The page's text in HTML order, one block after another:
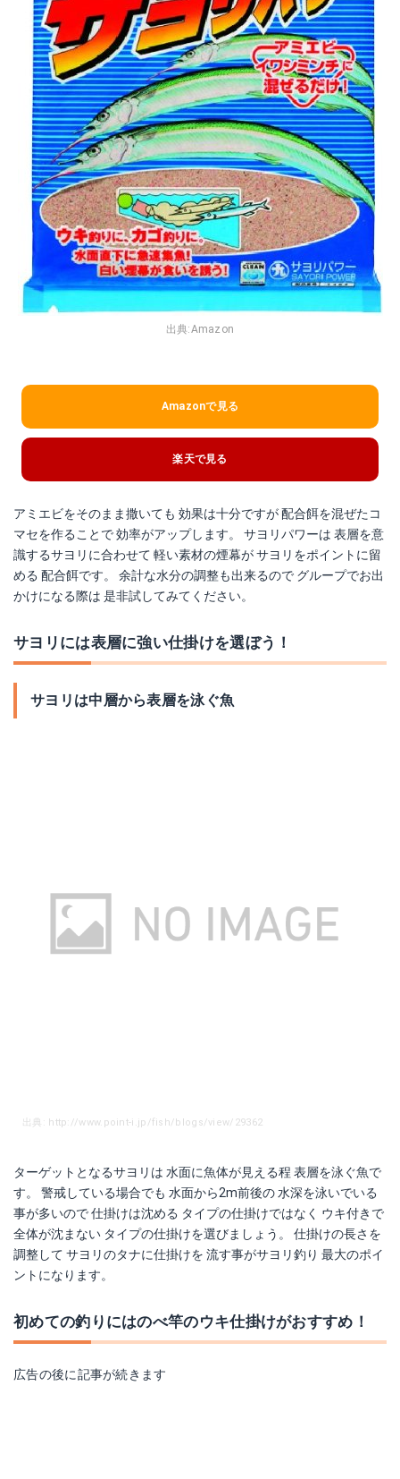
出典:Amazon
Amazonで見る
楽天で見る
アミエビをそのまま撒いても 効果は十分ですが 配合餌を混ぜたコ
マセを作ることで 効率がアップします。 サヨリパワーは 表層を意
識するサヨリに合わせて 軽い素材の煙幕が サヨリをポイントに留
める 配合餌です。 余計な水分の調整も出来るので グループでお出
かけになる際は 是非試してみてください。
サヨリには表層に強い仕掛けを選ぼう！
サヨリは中層から表層を泳ぐ魚
出典: http://www.point-i.jp/fish/blogs/view/29362
ターゲットとなるサヨリは 水面に魚体が見える程 表層を泳ぐ魚で
す。 警戒している場合でも 水面から2m前後の 水深を泳いでいる
事が多いので 仕掛けは沈める タイプの仕掛けではなく ウキ付きで
全体が沈まない タイプの仕掛けを選びましょう。 仕掛けの長さを
調整して サヨリのタナに仕掛けを 流す事がサヨリ釣り 最大のポイ
ントになります。
初めての釣りにはのべ竿のウキ仕掛けがおすすめ！
広告の後に記事が続きます